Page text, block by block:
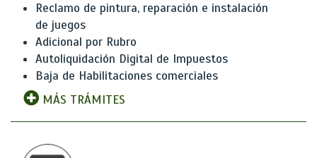
Reclamo de pintura, reparación e instalación
de juegos
Adicional por Rubro
Autoliquidación Digital de Impuestos
Baja de Habilitaciones comerciales
MÁS TRÁMITES